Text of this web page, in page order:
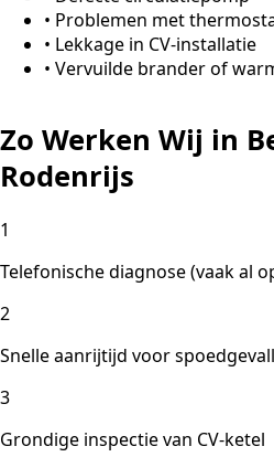
• Problemen met
• Lekkage in CV-installatie
• Vervuilde brander of
Zo Werken Wij in
Rodenrijs
1
Telefonische diagnose (vaak al
2
Snelle aanrijtijd voor
3
Grondige inspectie van CV-ketel